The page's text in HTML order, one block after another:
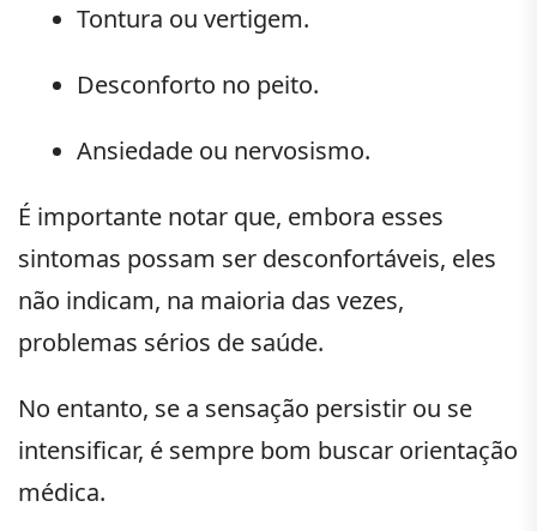
Tontura ou vertigem.
Desconforto no peito.
Ansiedade ou nervosismo.
É importante notar que, embora esses
sintomas possam ser desconfortáveis, eles
não indicam, na maioria das vezes,
problemas sérios de saúde.
No entanto, se a sensação persistir ou se
intensificar, é sempre bom buscar orientação
médica.